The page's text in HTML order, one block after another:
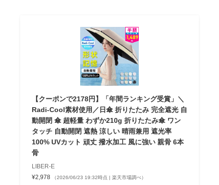
【クーポンで2178円】「年間ランキング受賞」＼
Radi-Cool素材使用／日傘 折りたたみ 完全遮光 自
動開閉 傘 超軽量 わずか210g 折りたたみ傘 ワン
タッチ 自動開閉 遮熱 涼しい 晴雨兼用 遮光率
100% UVカット 頑丈 撥水加工 風に強い 親骨 6本
骨
LIBER-E
¥2,978
（2026/06/23 19:32時点 | 楽天市場調べ）